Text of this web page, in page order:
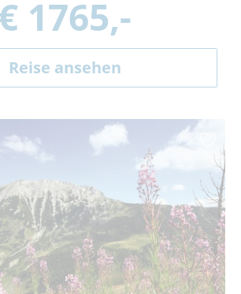
1765,-
Reise ansehen